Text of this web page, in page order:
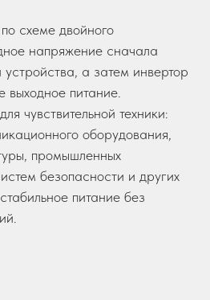
схеме двойного
напряжение сначала
устройства, а затем инвертор
выходное питание.
чувствительной техники:
оборудования,
промышленных
безопасности и других
питание без